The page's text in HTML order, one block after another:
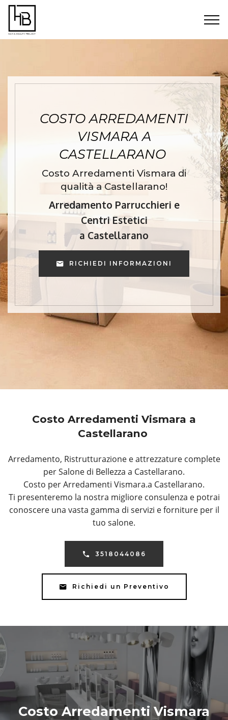
COSTO ARREDAMENTI
VISMARA A
CASTELLARANO
Costo Arredamenti Vismara di
qualità a Castellarano!
Arredamento Parrucchieri e
Centri Estetici
a Castellarano
RICHIEDI INFORMAZIONI
Costo Arredamenti Vismara a
Castellarano
Arredamento, Ristrutturazione e attrezzature complete
per Salone di Bellezza a Castellarano.
Costo per Arredamenti Vismara.a Castellarano.
Ti presenteremo la nostra migliore consulenza e potrai
conoscere una vasta gamma di servizi e forniture per il
tuo salone.
3518044086
Richiedi un Preventivo
Costo Arredamenti Vismara